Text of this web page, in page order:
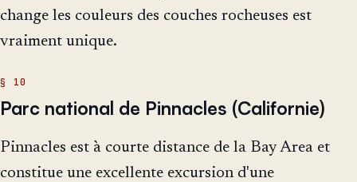
change les couleurs des couches rocheuses est
vraiment unique.
Parc national de Pinnacles (Californie)
Pinnacles est à courte distance de la Bay Area et
constitue une excellente excursion d'une